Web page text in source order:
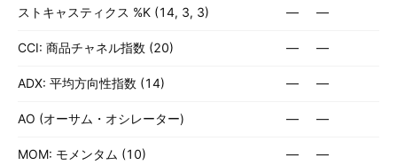
ストキャスティクス %K (14, 3, 3) — —
CCI: 商品チャネル指数 (20) — —
ADX: 平均方向性指数 (14) — —
AO (オーサム・オシレーター) — —
MOM: モメンタム (10) — —